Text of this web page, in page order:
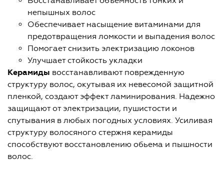
непышных волос
Обеспечивает насыщение витаминами для
предотвращения ломкости и выпадения волос
Помогает снизить электризацию локонов
Улучшает стойкость укладки
Керамиды восстанавливают поврежденную
структуру волос, окутывая их невесомой защитной
пленкой, создают эффект ламинирования. Надежно
защищают от электризации, пушистости и
спутывания в любых погодных условиях. Усиливая
структуру волосяного стержня керамиды
способствуют восстановлению обьема и пышности
волос.